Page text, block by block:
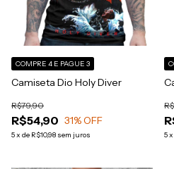
Camiseta Dio Holy Diver
R$54,90
R$79,90
31% OFF
5x de R$10,98 sem juros
COMPRE 4 E PAGUE 3
5x